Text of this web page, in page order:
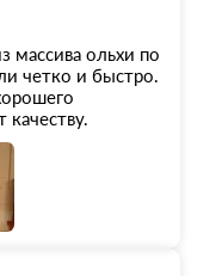
массива ольхи по
четко и быстро.
качеству.